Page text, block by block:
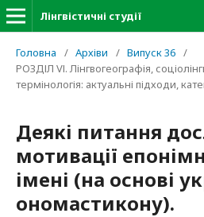
Лінгвістичні студії
Головна / Архіви / Випуск 36 /
РОЗДІЛ VІ. Лінгвогеографія,
термінологія: актуальні підходи,
Деякі питання
мотивації
імені (на основі
ономастикону).